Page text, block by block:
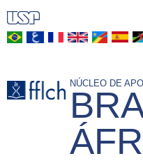
Pular
para
principal
NÚCLEO DE